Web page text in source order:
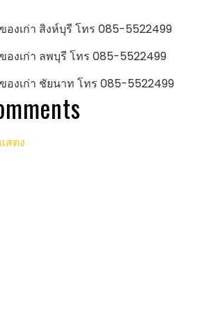
งเก่า สิงห์บุรี โทร 085-5522499
งเก่า ลพบุรี โทร 085-5522499
องเก่า ชัยนาท โทร 085-5522499
สดง